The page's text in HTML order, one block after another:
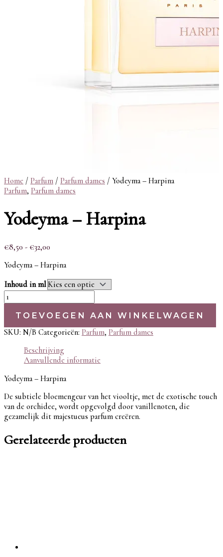
Home / Parfum / Parfum dames / Yodeyma – Harpina
Parfum, Parfum dames
Yodeyma – Harpina
€8,50 - €32,00
Yodeyma – Harpina
Inhoud in ml
TOEVOEGEN AAN WINKELWAGEN
SKU: N/B Categorieën: Parfum, Parfum dames
Beschrijving
Aanvullende informatie
Yodeyma – Harpina
De subtiele bloemengeur van het viooltje, met de exotische touch
van de orchidee, wordt opgevolgd door vanillenoten, die
gezamelijk dit majestueus parfum creëren.
Gerelateerde producten